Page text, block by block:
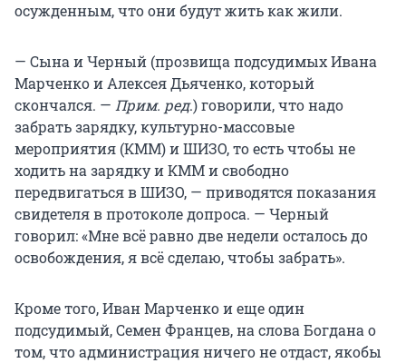
осужденным, что они будут жить как жили.
— Сына и Черный (прозвища подсудимых Ивана
Марченко и Алексея Дьяченко, который
скончался. — Прим. ред.) говорили, что надо
забрать зарядку, культурно-массовые
мероприятия (КММ) и ШИЗО, то есть чтобы не
ходить на зарядку и КММ и свободно
передвигаться в ШИЗО, — приводятся показания
свидетеля в протоколе допроса. — Черный
говорил: «Мне всё равно две недели осталось до
освобождения, я всё сделаю, чтобы забрать».
Кроме того, Иван Марченко и еще один
подсудимый, Семен Францев, на слова Богдана о
том, что администрация ничего не отдаст, якобы